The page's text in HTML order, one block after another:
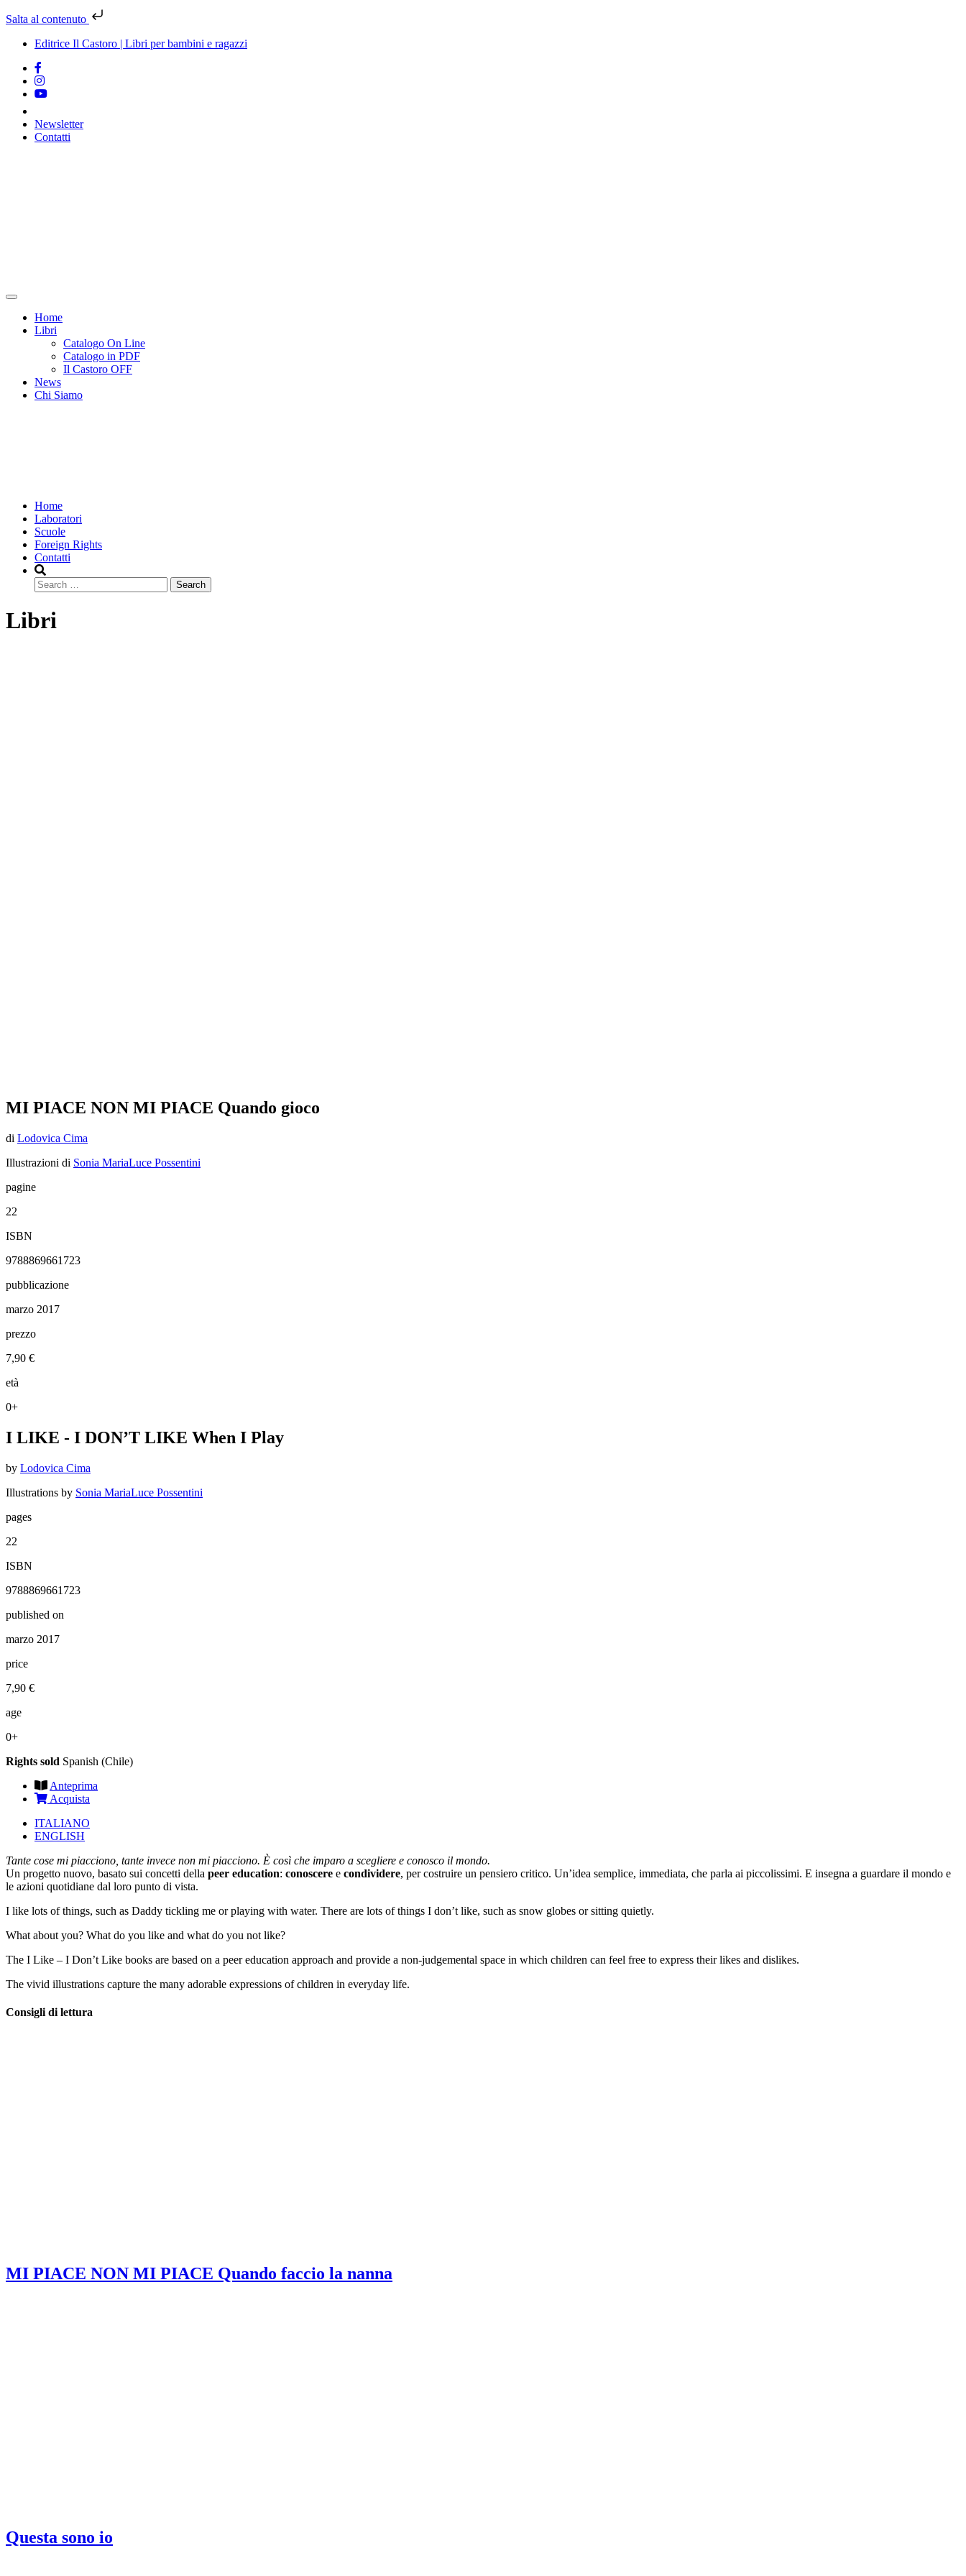
Salta al contenuto
Editrice Il Castoro | Libri per bambini e ragazzi
Newsletter
Contatti
Home
Libri
Catalogo On Line
Catalogo in PDF
Il Castoro OFF
News
Chi Siamo
Home
Laboratori
Scuole
Foreign Rights
Contatti
Search
Libri
MI PIACE NON MI PIACE Quando gioco
di Lodovica Cima
Illustrazioni di Sonia MariaLuce Possentini
pagine
22
ISBN
9788869661723
pubblicazione
marzo 2017
prezzo
7,90 €
età
0+
I LIKE - I DON’T LIKE When I Play
by Lodovica Cima
Illustrations by Sonia MariaLuce Possentini
pages
22
ISBN
9788869661723
published on
marzo 2017
price
7,90 €
age
0+
Rights sold Spanish (Chile)
Anteprima
Acquista
ITALIANO
ENGLISH
Tante cose mi piacciono, tante invece non mi piacciono. È così che imparo a scegliere e conosco il mondo.
Un progetto nuovo, basato sui concetti della peer education: conoscere e condividere, per costruire un pensiero critico. Un’idea semplice, immediata, che parla ai piccolissimi. E insegna a guardare il mondo e
le azioni quotidiane dal loro punto di vista.
I like lots of things, such as Daddy tickling me or playing with water. There are lots of things I don’t like, such as snow globes or sitting quietly.
What about you? What do you like and what do you not like?
The I Like – I Don’t Like books are based on a peer education approach and provide a non-judgemental space in which children can feel free to express their likes and dislikes.
The vivid illustrations capture the many adorable expressions of children in everyday life.
Consigli di lettura
MI PIACE NON MI PIACE Quando faccio la nanna
Questa sono io